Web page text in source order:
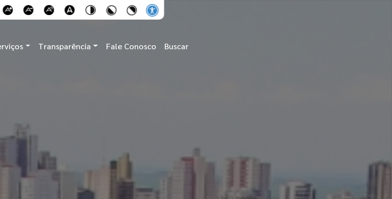
Transparência Fale Conosco Buscar